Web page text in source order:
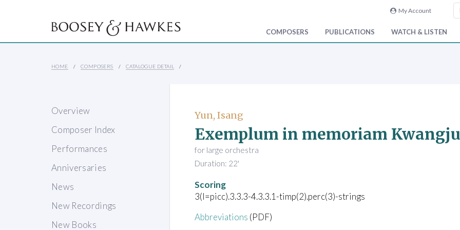
My Account
COMPOSERS PUBLICATIONS WATCH & LISTEN
HOME COMPOSERS CATALOGUE DETAIL
Overview
Composer Index
Performances
Anniversaries
News
New Recordings
New Books
Yun, Isang
Exemplum in memoriam Kwangju
for large orchestra
Duration: 22'
Scoring
3(I=picc).3.3.3-4.3.3.1-timp(2).perc(3)-strings
Abbreviations (PDF)